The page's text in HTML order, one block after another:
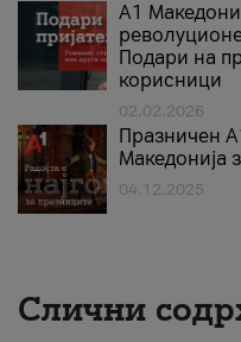
А1
Подари на
корисници
02.02.2026
Празничен
Македонија
04.12.2025
Слични